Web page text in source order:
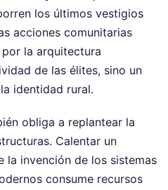
los últimos vestigios
acciones comunitarias
la arquitectura
de las élites, sino un
identidad rural.
obliga a replantear la
Calentar un
la invención de los sistemas
consume recursos